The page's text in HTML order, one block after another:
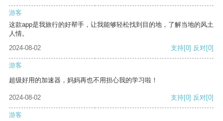
游客
这款app是我旅行的好帮手，让我能够轻松找到目的地，了解当地的风土
人情。
2024-08-02
支持[0] 反对[0]
游客
超级好用的加速器，妈妈再也不用担心我的学习啦！
2024-08-02 支持[0] 反对[0]
游客